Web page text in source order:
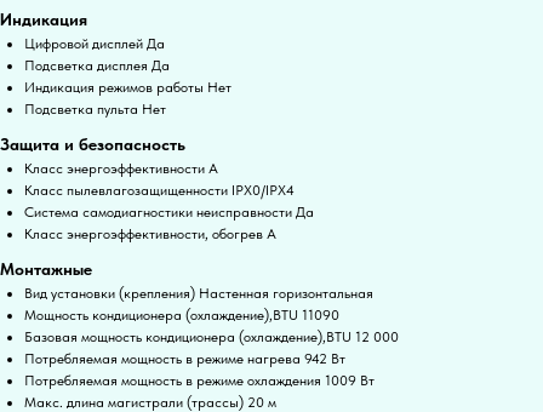
Индикация
Цифровой дисплей Да
Подсветка дисплея Да
Индикация режимов работы Нет
Подсветка пульта Нет
Защита и безопасность
Класс энергоэффективности A
Класс пылевлагозащищенности IPX0/IPX4
Система самодиагностики неисправности Да
Класс энергоэффективности, обогрев A
Монтажные
Вид установки (крепления) Настенная горизонтальная
Мощность кондиционера (охлаждение),BTU 11090
Базовая мощность кондиционера (охлаждение),BTU 12 000
Потребляемая мощность в режиме нагрева 942 Вт
Потребляемая мощность в режиме охлаждения 1009 Вт
Макс. длина магистрали (трассы) 20 м